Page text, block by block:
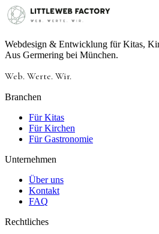
Webdesign & Entwicklung für Kitas,
Aus Germering bei München.
Web. Werte. Wir.
Branchen
Für Kitas
Für Kirchen
Für Gastronomie
Unternehmen
Über uns
Kontakt
FAQ
Rechtliches